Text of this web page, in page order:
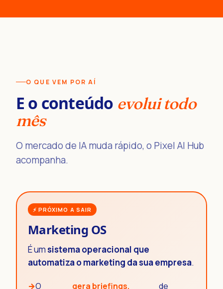
O QUE VEM POR AÍ
E o conteúdo evolui todo
mês
O mercado de IA muda rápido, o Pixel AI Hub
acompanha.
⚡ PRÓXIMO A SAIR
Marketing OS
É umsistema operacional que
automatiza o marketing da sua empresa.
→O
gera briefings,
de